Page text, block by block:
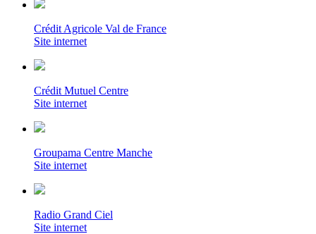
Crédit Agricole Val de France
Site internet
Crédit Mutuel Centre
Site internet
Groupama Centre Manche
Site internet
Radio Grand Ciel
Site internet